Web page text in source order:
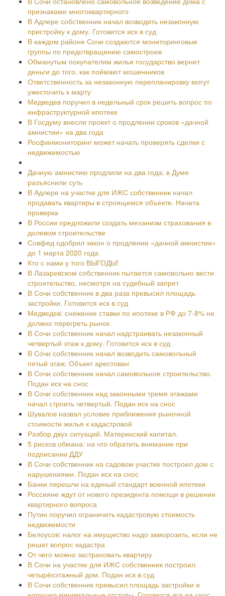
признаками многоквартирного
В Адлере собственник начал возводить незаконную
пристройку к дому. Готовится иск в суд
В каждом районе Сочи создаются мониторинговые
группы по предотвращению самостроев
Обманутым покупателям жилья государство вернет
деньги до того, как поймают мошенников
Ответственность за незаконную перепланировку могут
ужесточить к марту
Медведев поручил в недельный срок решить вопрос по
инфраструктурной ипотеке
В Госдуму внесли проект о продлении сроков «дачной
амнистии» на два года
Росфинмониторинг может начать проверять сделки с
недвижимостью
Дачную амнистию продлили на два года: в Думе
разъяснили суть
В Адлере на участке для ИЖС собственник начал
продавать квартиры в строящемся объекте. Начата
проверка
В России предложили создать механизм страхования в
долевом строительстве
Совфед одобрил закон о продлении «дачной амнистии»
до 1 марта 2020 года
Кто с нами у того ВЫГОДЫ!
В Лазаревском собственник пытается самовольно вести
строительство, несмотря на судебный запрет
В Сочи собственник в два раза превысил площадь
застройки. Готовится иск в суд
Медведев: снижение ставки по ипотеке в РФ до 7-8% не
должно перегреть рынок
В Сочи собственник начал надстраивать незаконный
четвертый этаж к дому. Готовится иск в суд
В Сочи собственник начал возводить самовольный
пятый этаж. Объект арестован
В Сочи собственник начал самовольное строительство.
Подан иск на снос
В Сочи собственник над законными тремя этажами
начал строить четвертый. Подан иск на снос
Шувалов назвал условие приближения рыночной
стоимости жилья к кадастровой
Разбор двух ситуаций. Материнский капитал.
5 рисков обмана: на что обратить внимание при
подписании ДДУ
В Сочи собственник на садовом участке построил дом с
нарушениями. Подан иск на снос
Банки перешли на единый стандарт военной ипотеки
Россияне ждут от нового президента помощи в решении
квартирного вопроса
Путин поручил ограничить кадастровую стоимость
недвижимости
Белоусов: налог на имущество надо заморозить, если не
решат вопрос кадастра
От чего можно застраховать квартиру
В Сочи на участке для ИЖС собственник построил
четырёхэтажный дом. Подан иск в суд
В Сочи собственник превысил площадь застройки и